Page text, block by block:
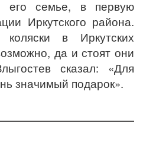
его семье, в первую
Иркутского района.
в Иркутских
да и стоят они
сказал: «Для
значимый подарок».